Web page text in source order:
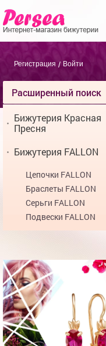
Регистрация / Войти
Расширенный поиск
Бижутерия Красная
Пресня
Бижутерия FALLON
Цепочки FALLON
Браслеты FALLON
Серьги FALLON
Подвески FALLON